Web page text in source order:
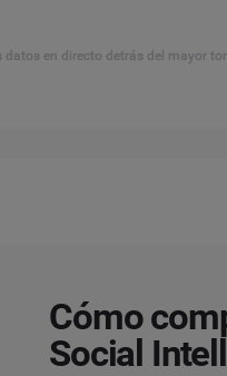
datos en directo detrás del mayor
Cómo
Social